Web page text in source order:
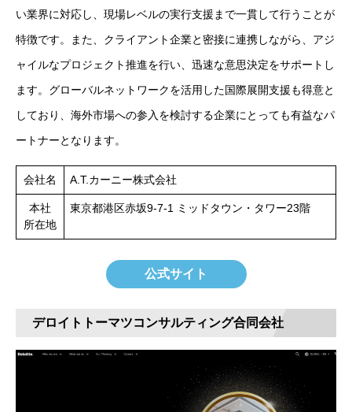
い業界に対応し、現場レベルの実行支援まで一貫して行うことが
特徴です。また、クライアント企業と密接に連携しながら、アジ
ャイルなプロジェクト推進を行い、迅速な意思決定をサポートし
ます。グローバルネットワークを活用した国際展開支援も得意と
しており、海外市場への参入を検討する企業にとっても有益なパ
ートナーとなります。
会社名 A.T.カーニー株式会社
本社
所在地
東京都港区赤坂9-7-1 ミッドタウン・タワー23階
公式サイト
デロイトトーマツコンサルティング合同会社